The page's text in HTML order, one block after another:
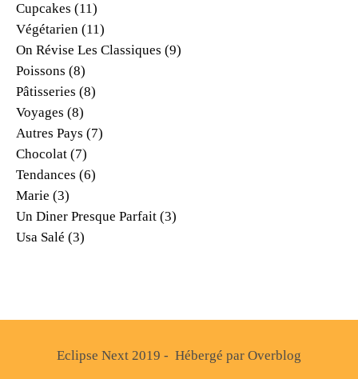
Cupcakes (11)
Végétarien (11)
On Révise Les Classiques (9)
Poissons (8)
Pâtisseries (8)
Voyages (8)
Autres Pays (7)
Chocolat (7)
Tendances (6)
Marie (3)
Un Diner Presque Parfait (3)
Usa Salé (3)
Eclipse Next 2019 - Hébergé par Overblog